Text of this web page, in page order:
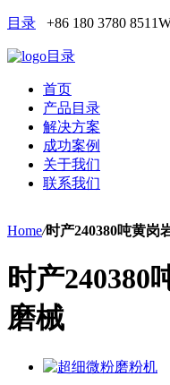
目录 +86 180 3780 8511
目录
首页
产品目录
解决方案
成功案例
关于我们
联系我们
Home/时产240380吨黄岗
时产240380
磨械